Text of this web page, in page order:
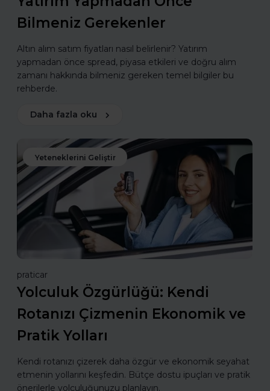
Bilmeniz Gerekenler
Altın alım satım fiyatları nasıl belirlenir? Yatırım
yapmadan önce spread, piyasa etkileri ve doğru alım
zamanı hakkında bilmeniz gereken temel bilgiler bu
rehberde.
Daha fazla oku
Yeteneklerini Geliştir
praticar
Yolculuk Özgürlüğü: Kendi
Rotanızı Çizmenin Ekonomik ve
Pratik Yolları
Kendi rotanızı çizerek daha özgür ve ekonomik seyahat
etmenin yollarını keşfedin. Bütçe dostu ipuçları ve pratik
önerilerle yolculuğunuzu planlayın.